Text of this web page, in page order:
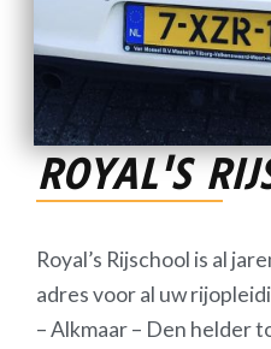
ROYAL'S
Royal’s Rijschool is al
adres voor al uw
– Alkmaar – Den helder